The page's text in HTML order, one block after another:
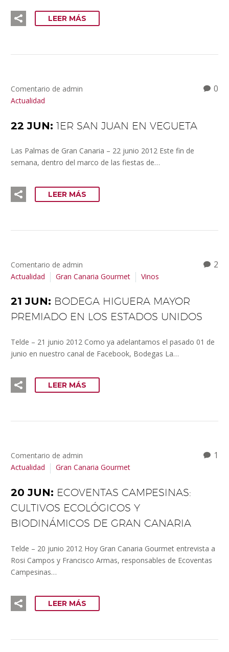
LEER MÁS
0
Comentario de admin
Actualidad
22 JUN: 1ER SAN JUAN EN VEGUETA
Las Palmas de Gran Canaria – 22 junio 2012 Este fin de
semana, dentro del marco de las fiestas de…
LEER MÁS
2
Comentario de admin
Actualidad
Gran Canaria Gourmet Vinos
21 JUN: BODEGA HIGUERA MAYOR
PREMIADO EN LOS ESTADOS UNIDOS
Telde – 21 junio 2012 Como ya adelantamos el pasado 01 de
junio en nuestro canal de Facebook, Bodegas La…
LEER MÁS
1
Comentario de admin
Actualidad
Gran Canaria Gourmet
20 JUN: ECOVENTAS CAMPESINAS:
CULTIVOS ECOLÓGICOS Y
BIODINÁMICOS DE GRAN CANARIA
Telde – 20 junio 2012 Hoy Gran Canaria Gourmet entrevista a
Rosi Campos y Francisco Armas, responsables de Ecoventas
Campesinas…
LEER MÁS